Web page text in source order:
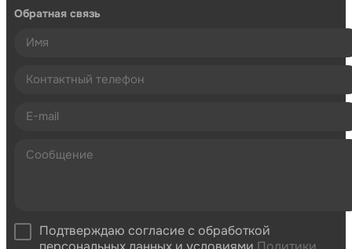
Обратная связь
Подтверждаю согласие с обработкой